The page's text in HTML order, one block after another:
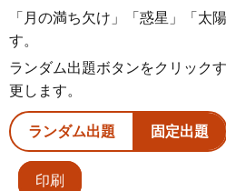
「月の満ち欠け」「惑星」「太
す。
ランダム出題ボタンをクリック
更します。
ランダム出題 固定出題
印刷